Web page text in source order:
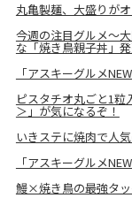
丸亀製麺、大盛りが
今週の注目グルメ～
な「焼き鳥親子丼」
「アスキーグルメ
ピスタチオ丸ごと1粒
＞」が気になるぞ！
いきステに焼肉で人
「アスキーグルメ
鰻×焼き鳥の最強タ